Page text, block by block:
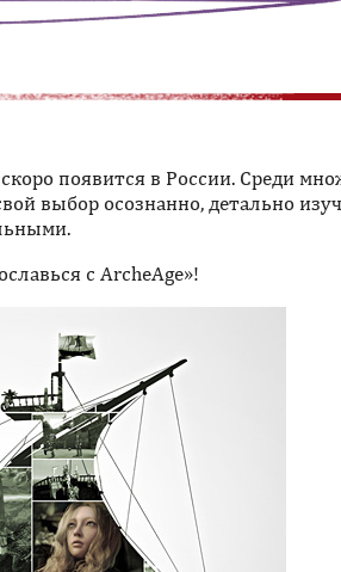
появится в России. Среди
выбор осознанно, детально
с ArcheAge»!